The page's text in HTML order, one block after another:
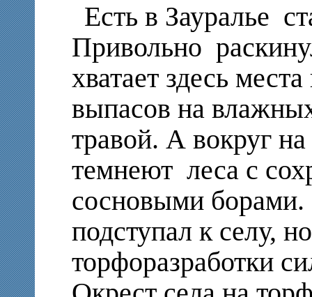
Есть в Зауралье
Привольно
хватает здесь
выпасов на
травой. А вокруг на
темнеют леса с
сосновыми
подступал к селу,
торфоразработки